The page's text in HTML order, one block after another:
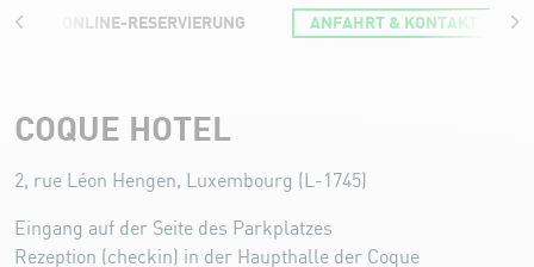
ONLINE-RESERVIERUNG ANFAHRT & KONTAKT
COQUE HOTEL
2, rue Léon Hengen, Luxembourg (L-1745)
Eingang auf der Seite des Parkplatzes
Rezeption (checkin) in der Haupthalle der Coque